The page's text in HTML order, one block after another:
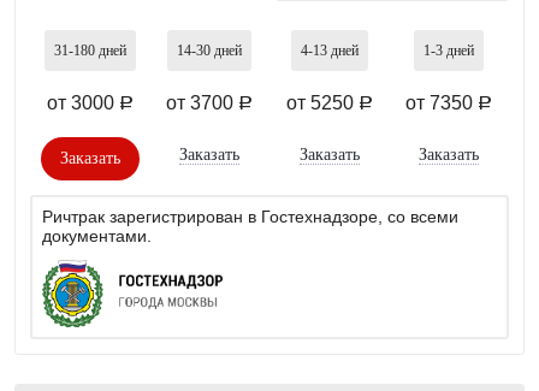
31-180 дней
от 3000 a
Заказать
14-30 дней
от 3700 a
Заказать
4-13 дней
от 5250 a
Заказать
1-3 дней
от 7350 a
Заказать
Ричтрак зарегистрирован в Гостехнадзоре, со всеми
документами.